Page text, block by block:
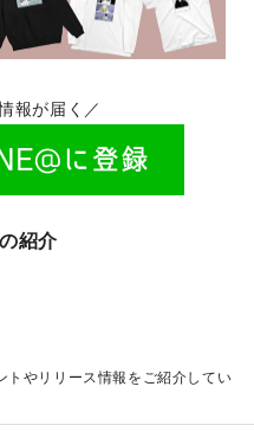
報が届く／
紹介
トやリリース情報をご紹介してい